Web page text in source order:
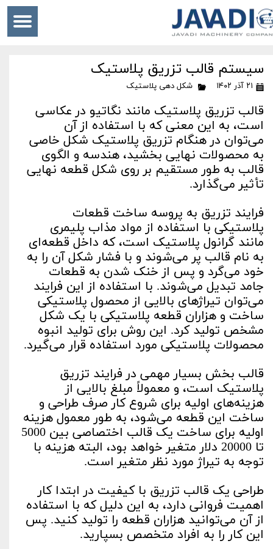
سیستم قالب تزریق پلاستیک
۲۱ آذر ۱۴۰۲ شکل دهی پلاستیک
قالب تزریق پلاستیک مانند نگاتیو در عکاسی
است، به این معنی که با استفاده از آن
می‌توان در هنگام تزریق پلاستیک شکل خاصی
به محصولات نهایی بخشید، هندسه و الگوی
قالب به طور مستقیم بر روی شکل قطعه نهایی
تأثیر می‌گذارد.
فرایند تزریق به پروسه ساخت قطعات
پلاستیکی با استفاده از مواد مذاب پلیمری
مانند گرانول پلاستیک است، که داخل قطعه‌ای
به نام قالب پر می‌شوند و با فشار شکل آن را به
خود می‌گرد و پس از خنک شدن به قطعات
جامد تبدیل می‌شوند. با استفاده از این فرایند
می‌توان تیراژهای بالایی از محصول پلاستیکی
ساخت و هزاران قطعه پلاستیکی با یک شکل
مشخص تولید کرد. این روش برای تولید انبوه
محصولات پلاستیکی مورد استفاده قرار می‌گیرد.
قالب بخش بسیار مهمی در فرایند تزریق
پلاستیک است، و معمولاً مبلغ بالایی از
هزینه‌های اولیه برای شروع کار صرف طراحی و
ساخت این قطعه می‌شود، به طور معمول هزینه
اولیه برای ساخت یک قالب اختصاصی بین 5000
تا 20000 دلار متغیر خواهد بود، البته هزینه با
توجه به تیراژ مورد نظر متغیر است.
طراحی یک قالب تزریق با کیفیت در ابتدا کار
اهمیت فروانی دارد، به این دلیل که با استفاده
از آن می‌توانید هزاران قطعه را تولید کنید. پس
این کار را به افراد متخصص بسپارید.